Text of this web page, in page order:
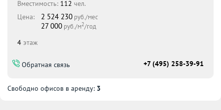
Вместимоcть: 112 чел.
Цена:
2 524 230 руб./мес
27 000 руб./м2/год
4 этаж
Обратная связь +7 (495) 258-39-91
Свободно офисов в аренду: 3